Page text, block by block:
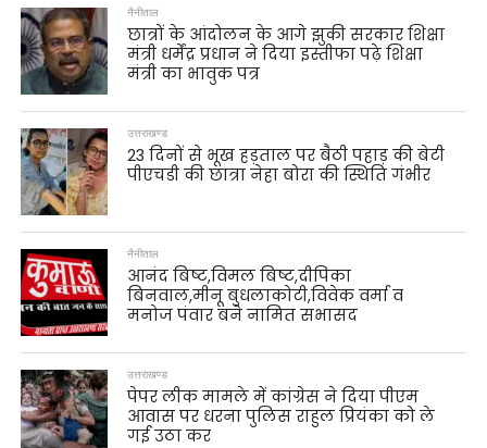
नैनीताल
छात्रों के आंदोलन के आगे झुकी सरकार शिक्षा
मंत्री धर्मेंद्र प्रधान ने दिया इस्तीफा पढ़े शिक्षा
मंत्री का भावुक पत्र
उत्तराखण्ड
23 दिनों से भूख हड़ताल पर बैठी पहाड़ की बेटी
पीएचडी की छात्रा नेहा बोरा की स्थिति गंभीर
नैनीताल
आनंद बिष्ट,विमल बिष्ट,दीपिका
बिनवाल,मीनू बुधलाकोटी,विवेक वर्मा व
मनोज पंवार बने नामित सभासद
उत्तराखण्ड
पेपर लीक मामले में कांग्रेस ने दिया पीएम
आवास पर धरना पुलिस राहुल प्रियंका को ले
गई उठा कर